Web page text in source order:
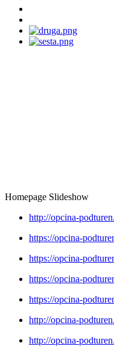
Homepage Slideshow
http://opcina-
https://opcina-
https://opcina-
https://opcina-
https://opcina-
http://opcina-
http://opcina-